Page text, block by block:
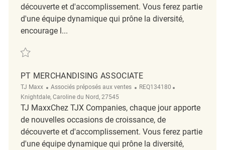
découverte et d'accomplissement. Vous ferez partie
d'une équipe dynamique qui prône la diversité,
encourage l...
Sauvegarder FT Merchandising Associate REQ134192
PT MERCHANDISING ASSOCIATE
TJ Maxx Catégorie
Associés préposés aux ventes ReqId
REQ134180
Knightdale, Caroline du Nord, 27545
TJ MaxxChez TJX Companies, chaque jour apporte
de nouvelles occasions de croissance, de
découverte et d'accomplissement. Vous ferez partie
d'une équipe dynamique qui prône la diversité,